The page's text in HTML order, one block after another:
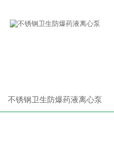
不锈钢卫生防爆药液离心泵